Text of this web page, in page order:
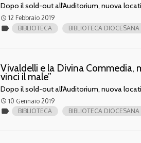
Dopo il sold-out all'Auditorium, nuova
access_time 12 Febbraio 2019
label BIBLIOTECA BIBLIOTECA
Vivaldelli e la Divina Commedia,
vinci il male”
Dopo il sold-out all'Auditorium, nuova
access_time 10 Gennaio 2019
label BIBLIOTECA BIBLIOTECA